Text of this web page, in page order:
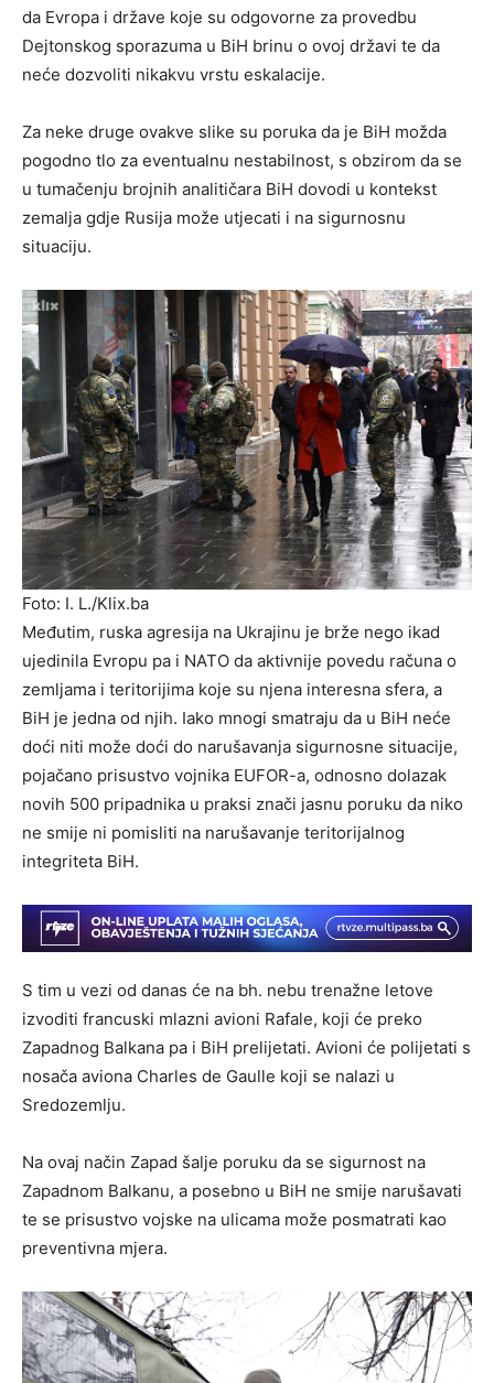
da Evropa i države koje su odgovorne za provedbu
Dejtonskog sporazuma u BiH brinu o ovoj državi te da
neće dozvoliti nikakvu vrstu eskalacije.
Za neke druge ovakve slike su poruka da je BiH možda
pogodno tlo za eventualnu nestabilnost, s obzirom da se
u tumačenju brojnih analitičara BiH dovodi u kontekst
zemalja gdje Rusija može utjecati i na sigurnosnu
situaciju.
Foto: I. L./Klix.ba
Međutim, ruska agresija na Ukrajinu je brže nego ikad
ujedinila Evropu pa i NATO da aktivnije povedu računa o
zemljama i teritorijima koje su njena interesna sfera, a
BiH je jedna od njih. Iako mnogi smatraju da u BiH neće
doći niti može doći do narušavanja sigurnosne situacije,
pojačano prisustvo vojnika EUFOR-a, odnosno dolazak
novih 500 pripadnika u praksi znači jasnu poruku da niko
ne smije ni pomisliti na narušavanje teritorijalnog
integriteta BiH.
S tim u vezi od danas će na bh. nebu trenažne letove
izvoditi francuski mlazni avioni Rafale, koji će preko
Zapadnog Balkana pa i BiH prelijetati. Avioni će polijetati s
nosača aviona Charles de Gaulle koji se nalazi u
Sredozemlju.
Na ovaj način Zapad šalje poruku da se sigurnost na
Zapadnom Balkanu, a posebno u BiH ne smije narušavati
te se prisustvo vojske na ulicama može posmatrati kao
preventivna mjera.